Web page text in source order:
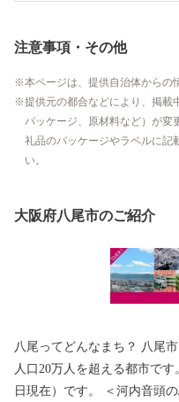
注意事項・その他
本ページは、提供自治体からの
提供元の都合などにより、掲載
パッケージ、原材料など）が変
礼品のパッケージやラベルに記
い。
大阪府八尾市のご紹介
八尾ってどんなまち？ 八尾
人口20万人を超える都市で
日現在）です。 ＜河内音頭のふるさと＞ 八尾の夏は、市内各所に